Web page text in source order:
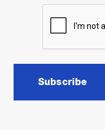
Subscribe